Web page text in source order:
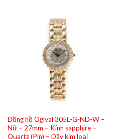
Đồng hồ Ogival 305L-G-ND-W –
Nữ – 27mm – Kính sapphire –
Quartz (Pin) – Dây kim loại